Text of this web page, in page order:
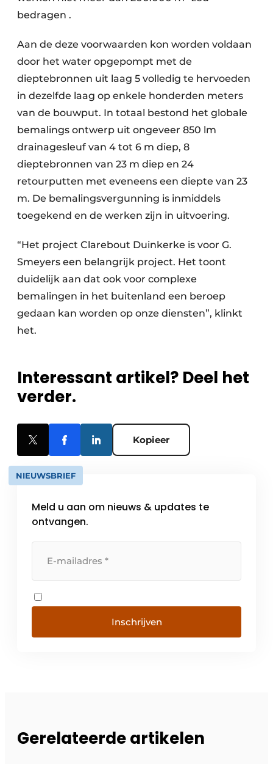
bedragen .
Aan de deze voorwaarden kon worden voldaan
door het water opgepompt met de
dieptebronnen uit laag 5 volledig te hervoeden
in dezelfde laag op enkele honderden meters
van de bouwput. In totaal bestond het globale
bemalings ontwerp uit ongeveer 850 lm
drainagesleuf van 4 tot 6 m diep, 8
dieptebronnen van 23 m diep en 24
retourputten met eveneens een diepte van 23
m. De bemalingsvergunning is inmiddels
toegekend en de werken zijn in uitvoering.
“Het project Clarebout Duinkerke is voor G.
Smeyers een belangrijk project. Het toont
duidelijk aan dat ook voor complexe
bemalingen in het buitenland een beroep
gedaan kan worden op onze diensten”, klinkt
het.
Interessant artikel? Deel het
verder.
Kopieer
NIEUWSBRIEF
Meld u aan om nieuws & updates te
ontvangen.
Inschrijven
Gerelateerde artikelen